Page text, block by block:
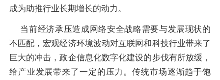
成为助推行业长期增长的动力。
当前经济承压造成网络安全战略需要与发展现状的
不匹配，宏观经济环境波动对互联网和科技行业带来了
巨大的冲击，政企信息化数字化建设的步伐有所放缓，
给产业发展带来了一定的压力。传统市场逐渐趋于饱